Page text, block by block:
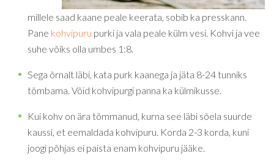
millele saad kaane peale keerata, sobib ka presskann.
Pane kohvipuru purki ja vala peale külm vesi. Kohvi ja vee
suhe võiks olla umbes 1:8.
Sega õrnalt läbi, kata purk kaanega ja jäta 8-24 tunniks
tõmbama. Võid kohvipurgi panna ka külmikusse.
Kui kohv on ära tõmmanud, kurna see läbi sõela suurde
kaussi, et eemaldada kohvipuru. Korda 2-3 korda, kuni
joogi põhjas ei paista enam kohvipuru jääke.